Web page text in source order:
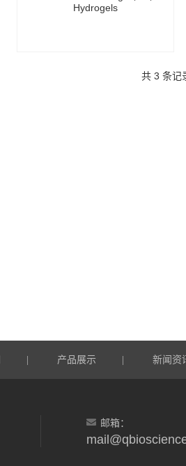
共 3 条
产品展示 新闻资
邮箱：